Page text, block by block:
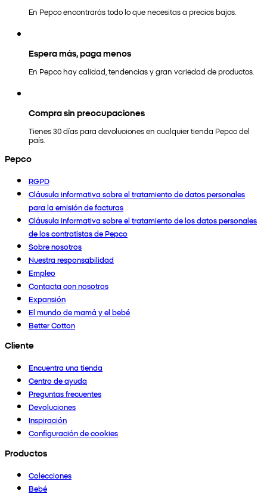
En Pepco encontrarás todo lo que necesitas a precios bajos.
Espera más, paga menos
En Pepco hay calidad, tendencias y gran variedad de productos.
Compra sin preocupaciones
Tienes 30 días para devoluciones en cualquier tienda Pepco del
país.
Pepco
RGPD
Cláusula informativa sobre el tratamiento de datos personales
para la emisión de facturas
Cláusula informativa sobre el tratamiento de los datos personales
de los contratistas de Pepco
Sobre nosotros
Nuestra responsabilidad
Empleo
Contacta con nosotros
Expansión
El mundo de mamá y el bebé
Better Cotton
Cliente
Encuentra una tienda
Centro de ayuda
Preguntas frecuentes
Devoluciones
Inspiración
Configuración de cookies
Productos
Colecciones
Bebé